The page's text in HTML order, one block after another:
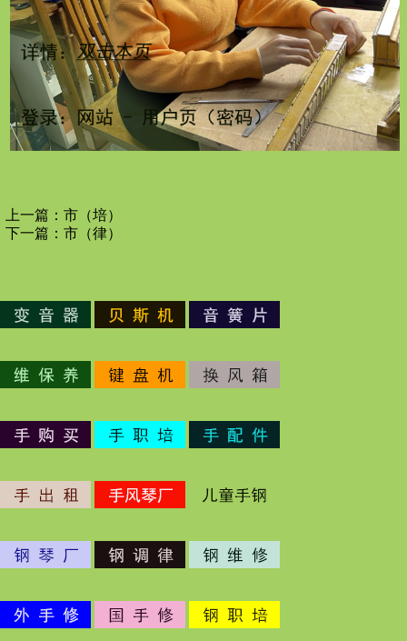
上一篇： 市（培）
下一篇： 市（律）